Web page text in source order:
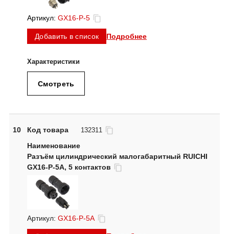
Артикул: GX16-P-5
Добавить в список Подробнее
Смотреть
10 Код товара 132311
Разъём цилиндрический малогабаритный RUICHI
GX16-P-5A, 5 контактов
Артикул: GX16-P-5A